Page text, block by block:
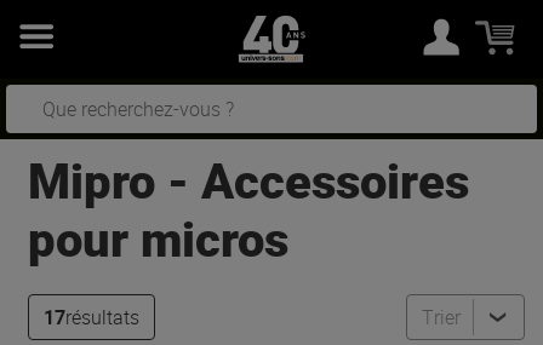
Mipro - Accessoires
pour micros
17résultats Trier